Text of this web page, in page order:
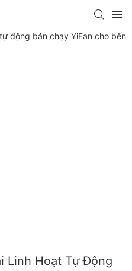
Linh Hoạt Tự Động